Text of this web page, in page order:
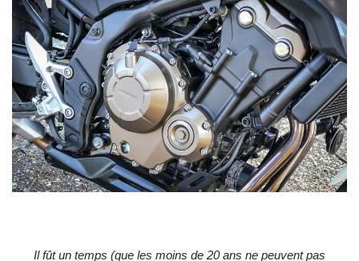
Il fût un temps (que les moins de 20 ans ne peuvent pas